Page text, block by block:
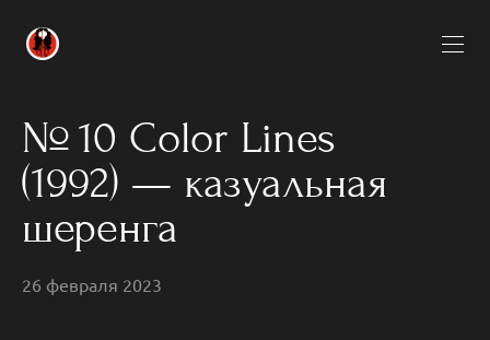
№ 10 Color Lines
(1992) — казуальная
шеренга
26 февраля 2023